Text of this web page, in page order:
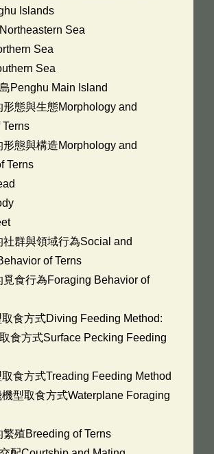
Islands
Sea
Sea
Sea
Penghu Main Island
形態與生態Morphology and
Terns
形態與構造Morphology and
Terns
社群與領域行為Social and
of Terns
覓食行為Foraging Behavior of
取食方式Diving Feeding Method:
食方式Surface Pecking Feeding
食方式Treading Feeding Method
型取食方式Waterplane Foraging
繁殖Breeding of Terns